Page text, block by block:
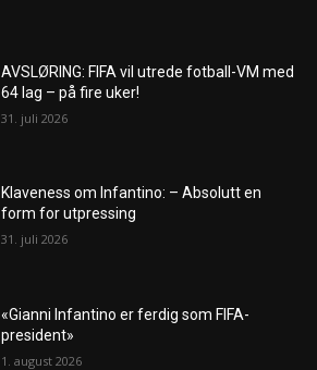
AVSLØRING: FIFA vil utrede fotball-VM med
64 lag – på fire uker!
31. juli 2026
Klaveness om Infantino: – Absolutt en
form for utpressing
31. juli 2026
«Gianni Infantino er ferdig som FIFA-
president»
1. august 2026